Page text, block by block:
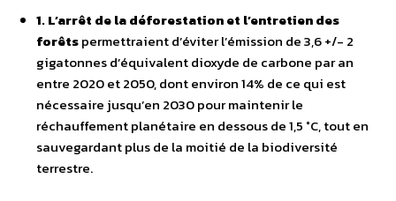
1. L’arrêt de la déforestation et l’entretien des
forêtspermettraient d’éviter l’émission de 3,6 +/- 2
gigatonnes d’équivalent dioxyde de carbone par an
entre 2020 et 2050, dont environ 14% de ce qui est
nécessaire jusqu’en 2030 pour maintenir le
réchauffement planétaire en dessous de 1,5 °C, tout en
sauvegardant plus de la moitié de la biodiversité
terrestre.